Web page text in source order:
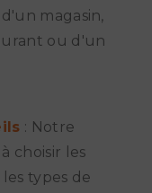
magasin,
ou d'un
: Notre
choisir les
types de